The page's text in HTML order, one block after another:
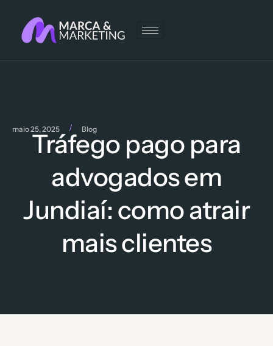
maio 25, 2025 / Blog
Tráfego pago para
advogados em
Jundiaí: como atrair
mais clientes